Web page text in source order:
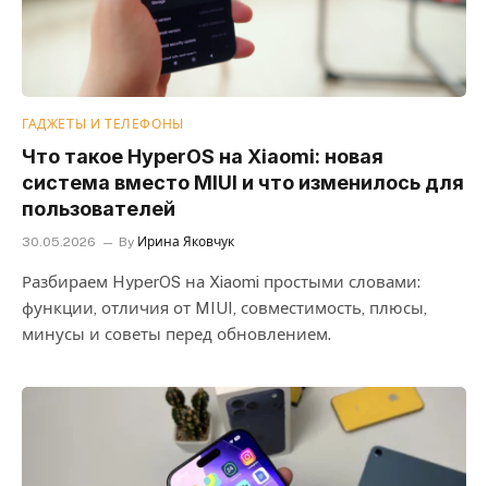
ГАДЖЕТЫ И ТЕЛЕФОНЫ
Что такое HyperOS на Xiaomi: новая
система вместо MIUI и что изменилось для
пользователей
30.05.2026 By Ирина Яковчук
Разбираем HyperOS на Xiaomi простыми словами:
функции, отличия от MIUI, совместимость, плюсы,
минусы и советы перед обновлением.